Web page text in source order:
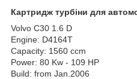
Картридж турбіни для
Volvo C30 1.6 D
Engine: D4164T
Capacity: 1560 ccm
Power: 80 Kw - 109 HP
Build: from Jan.2006